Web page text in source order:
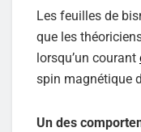
Les feuilles de
que les
lorsqu’un courant
spin magnétique
Un des